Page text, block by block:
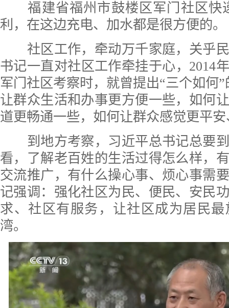
福建省福州市鼓楼区军门社区快
利，在这边充电、加水都是很方便的。
社区工作，牵动万千家庭，关乎民
书记一直对社区工作牵挂于心，2014
军门社区考察时，就曾提出“三个如何
让群众生活和办事更方便一些，如何
道更畅通一些，如何让群众感觉更平
到地方考察，习近平总书记总要到
看，了解老百姓的生活过得怎么样，
交流推广，有什么操心事、烦心事需
记强调：强化社区为民、便民、安民
求、社区有服务，让社区成为居民
湾。